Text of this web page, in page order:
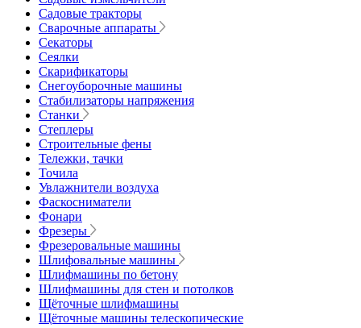
Садовые тракторы
Сварочные аппараты
Секаторы
Сеялки
Скарификаторы
Снегоуборочные машины
Стабилизаторы напряжения
Станки
Степлеры
Строительные фены
Тележки, тачки
Точила
Увлажнители воздуха
Фаскосниматели
Фонари
Фрезеры
Фрезеровальные машины
Шлифовальные машины
Шлифмашины по бетону
Шлифмашины для стен и потолков
Щёточные шлифмашины
Щёточные машины телескопические